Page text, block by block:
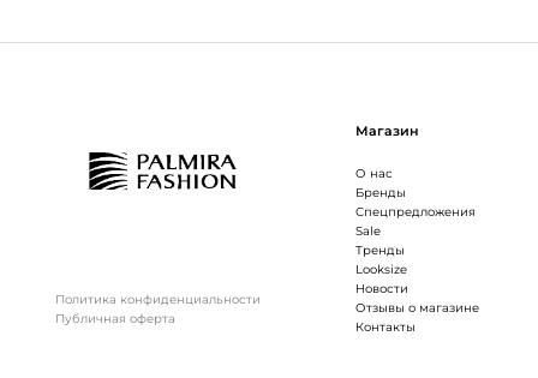
Политика конфиденциальности
Публичная оферта
Магазин
О нас
Бренды
Спецпредложения
Sale
Тренды
Looksize
Новости
Отзывы о магазине
Контакты